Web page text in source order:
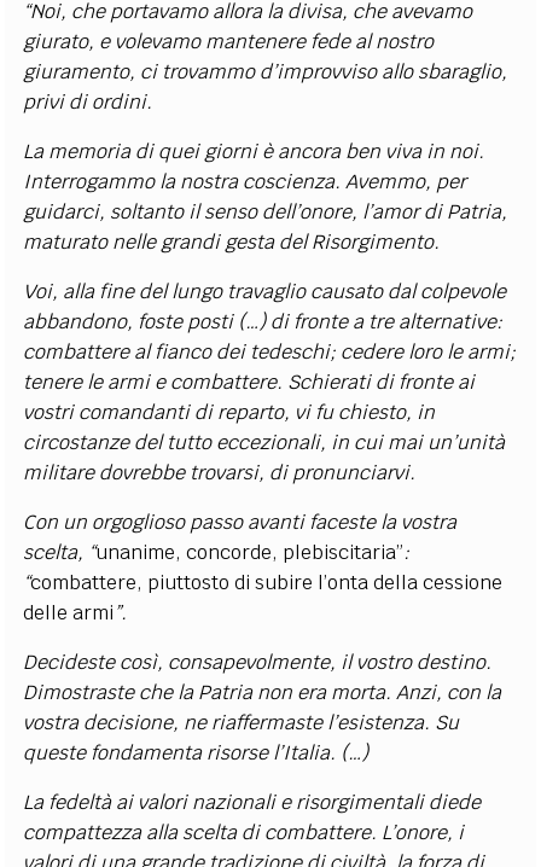
“Noi, che portavamo allora la divisa, che avevamo
giurato, e volevamo mantenere fede al nostro
giuramento, ci trovammo d’improvviso allo sbaraglio,
privi di ordini.
La memoria di quei giorni è ancora ben viva in noi.
Interrogammo la nostra coscienza. Avemmo, per
guidarci, soltanto il senso dell’onore, l’amor di Patria,
maturato nelle grandi gesta del Risorgimento.
Voi, alla fine del lungo travaglio causato dal colpevole
abbandono, foste posti (…) di fronte a tre alternative:
combattere al fianco dei tedeschi; cedere loro le armi;
tenere le armi e combattere. Schierati di fronte ai
vostri comandanti di reparto, vi fu chiesto, in
circostanze del tutto eccezionali, in cui mai un’unità
militare dovrebbe trovarsi, di pronunciarvi.
Con un orgoglioso passo avanti faceste la vostra
scelta, “unanime, concorde, plebiscitaria”:
“combattere, piuttosto di subire l’onta della cessione
delle armi”.
Decideste così, consapevolmente, il vostro destino.
Dimostraste che la Patria non era morta. Anzi, con la
vostra decisione, ne riaffermaste l’esistenza. Su
queste fondamenta risorse l’Italia. (…)
La fedeltà ai valori nazionali e risorgimentali diede
compattezza alla scelta di combattere. L’onore, i